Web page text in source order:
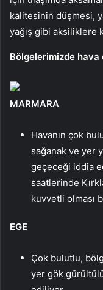
kalitesinin düşmesi,
yağış gibi aksiliklere
Bölgelerimizde hava
MARMARA
Havanın çok
sağanak ve yer
geçeceği iddia
saatlerinde
kuvvetli olması
EGE
Çok bulutlu,
yer gök